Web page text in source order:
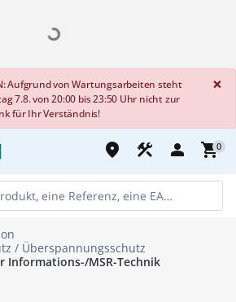
Aufgrund von Wartungsarbeiten steht
7.8. von 20:00 bis 23:50 Uhr nicht zur
für Ihr Verständnis!
×
place construction person shopping_cart0
/ Überspannungsschutz
Informations-/MSR-Technik